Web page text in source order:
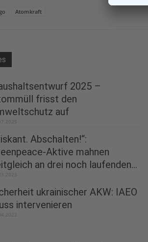
Atomkraft
2025 –
frisst den
auf
Abschalten!“:
Aktive mahnen
an drei noch laufenden...
ukrainischer AKW: IAEO
intervenieren